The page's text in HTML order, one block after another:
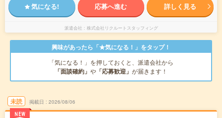
気になる! 応募へ進む 詳しく見る
派遣会社 株式会社リクルートスタッフィング
興味があったら「★気になる！」をタップ！
「気になる！」を押しておくと、派遣会社から
「面談確約」 や 「応募歓迎」 が届きます！
未読
NEW
掲載日 2026/08/06